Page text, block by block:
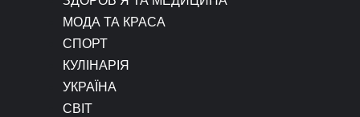
МОДА ТА КРАСА
СПОРТ
КУЛІНАРІЯ
УКРАЇНА
СВІТ